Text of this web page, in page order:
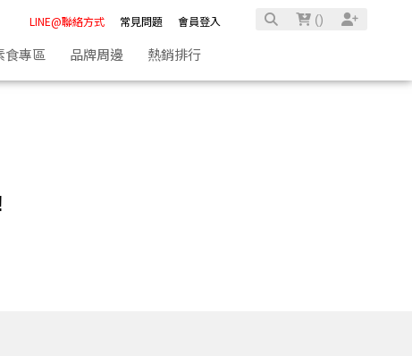
LINE@聯絡方式 常見問題 會員登入 ()
食專區 品牌周邊 熱銷排行